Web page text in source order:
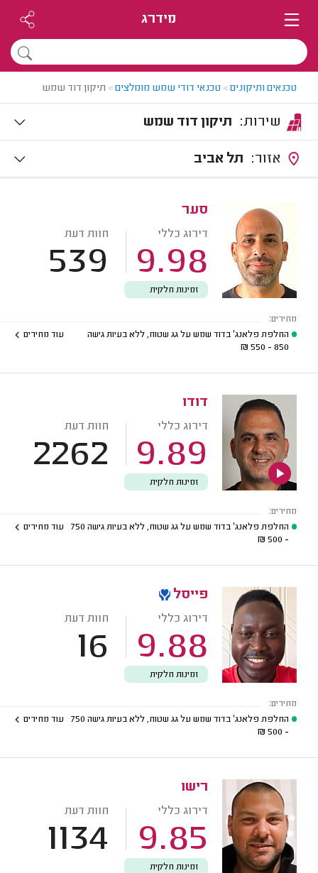
מידרג
טכנאים ותיקונים> טכנאי דודי שמש מומלצים> תיקון דוד שמש
תיקון דוד שמש
תל אביב
סער
דירוג כללי
9.98
חוות דעת
539
זמינות חלקית
מחירים:
החלפת פלאנג' בדוד שמש על גג שטוח, ללא בעיות גישה
850 - 550
₪
עוד מחירים
דודו
דירוג כללי
9.89
חוות דעת
2262
זמינות חלקית
מחירים:
החלפת פלאנג' בדוד שמש על גג שטוח, ללא בעיות גישה 750
- 500
₪
עוד מחירים
פייסל
דירוג כללי
9.88
חוות דעת
16
זמינות חלקית
מחירים:
החלפת פלאנג' בדוד שמש על גג שטוח, ללא בעיות גישה 750
- 500
₪
עוד מחירים
רישו
דירוג כללי
9.85
חוות דעת
1134
זמינות חלקית